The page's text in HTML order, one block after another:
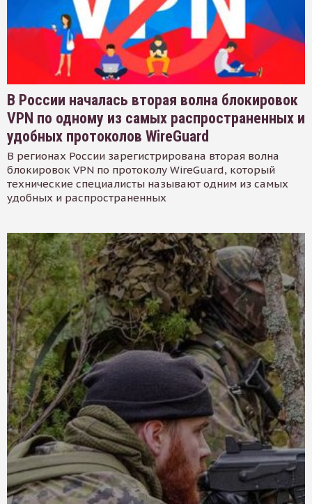
В России началась вторая волна блокировок
VPN по одному из самых распространенных и
удобных протоколов WireGuard
В регионах России зарегистрирована вторая волна
блокировок VPN по протоколу WireGuard, который
технические специалисты называют одним из самых
удобных и распространенных